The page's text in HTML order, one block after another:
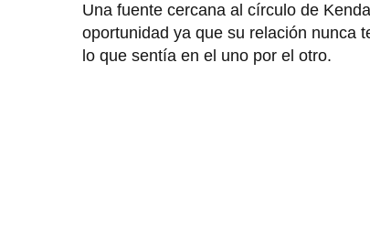
Una fuente cercana al círculo de
oportunidad ya que su relación nunca
lo que sentía en el uno por el otro.